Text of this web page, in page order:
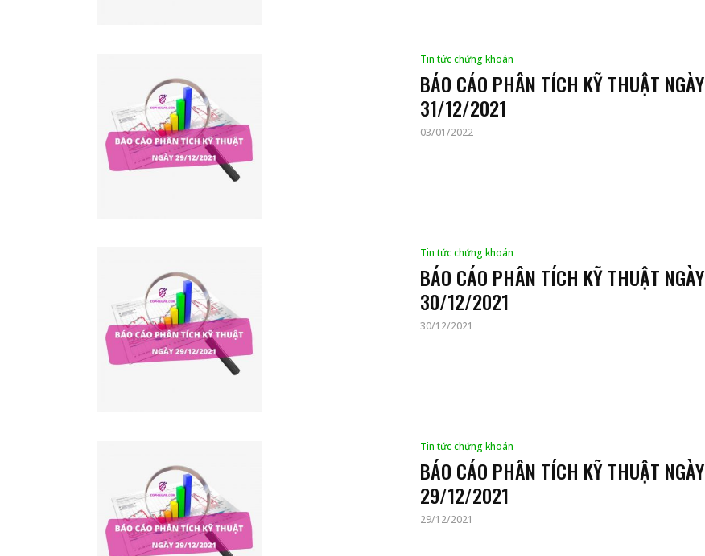
Tin tức chứng khoán
BÁO CÁO PHÂN TÍCH KỸ THUẬT NGÀY
31/12/2021
03/01/2022
Tin tức chứng khoán
BÁO CÁO PHÂN TÍCH KỸ THUẬT NGÀY
30/12/2021
30/12/2021
Tin tức chứng khoán
BÁO CÁO PHÂN TÍCH KỸ THUẬT NGÀY
29/12/2021
29/12/2021